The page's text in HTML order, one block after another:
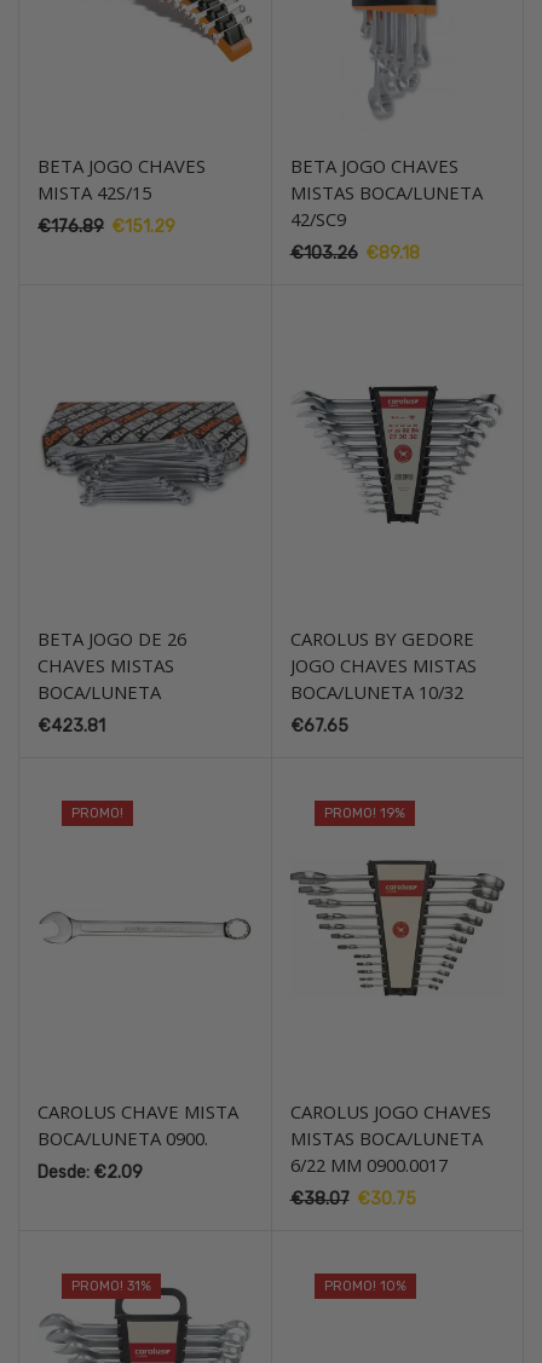
BETA JOGO CHAVES
MISTA 42S/15
€176.89 O
€151.29
BETA JOGO CHAVES
MISTAS BOCA/LUNETA
42/SC9
€103.26 O
€89.18O
BETA JOGO DE 26
CHAVES MISTAS
BOCA/LUNETA
€423.81
CAROLUS BY GEDORE
JOGO CHAVES MISTAS
BOCA/LUNETA 10/32
€67.65
PROMO!
CAROLUS CHAVE MISTA
BOCA/LUNETA 0900.
Desde: €2.09
PROMO! 19%
CAROLUS JOGO CHAVES
MISTAS BOCA/LUNETA
6/22 MM 0900.0017
€38.07 O
era:
€38.07.
€30.75O
é:
€30.75.
PROMO! 31% PROMO! 10%